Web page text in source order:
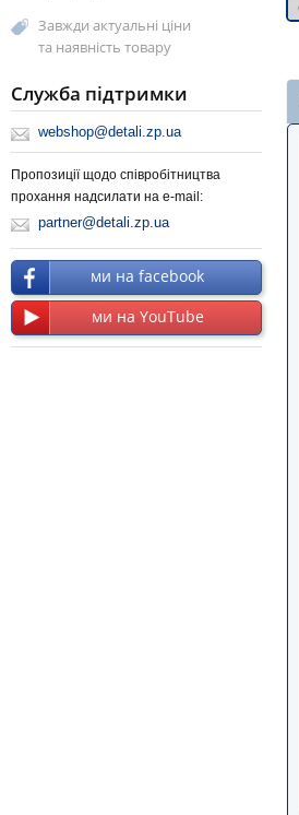
Завжди актуальні ціни
та наявність товару
Служба підтримки
webshop@detali.zp.ua
Пропозиції щодо співробітництва
прохання надсилати на e-mail:
partner@detali.zp.ua
ми на facebook
ми на YouTube